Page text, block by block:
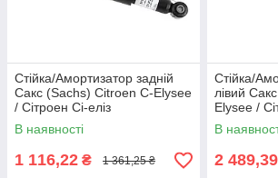
Стійка/Амортизатор задній
Сакс (Sachs) Citroen C-Elysee
/ Сітроен Сі-еліз
В наявності
1 116,22 ₴ 1 361,25 ₴
Стійка/
лівий
Elysee /
(газ.)
В
2 489,39